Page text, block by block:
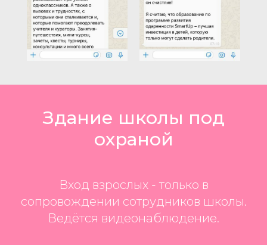
Здание школы под
охраной
Вход взрослых - только в
сопровождении сотрудников школы.
Ведётся видеонаблюдение.